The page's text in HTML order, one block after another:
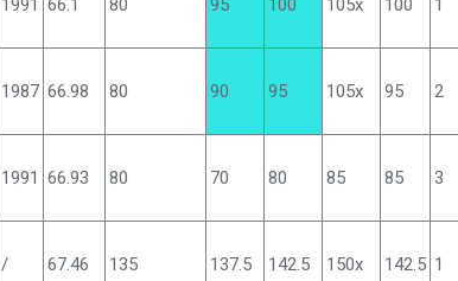
1991 66.1 80 95 100 105x 100 1
1987 66.98 80 90 95 105x 95 2
1991 66.93 80 70 80 85 85 3
/ 67.46 135 137.5 142.5 150x 142.5 1